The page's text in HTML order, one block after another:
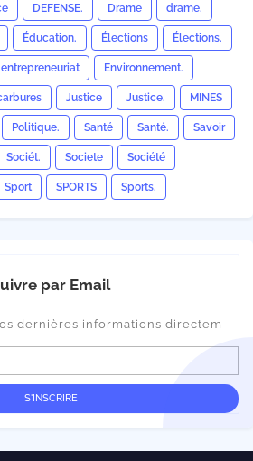
DEFENSE. Drame drame.
Éducation. Élections Élections.
entrepreneuriat Environnement.
Justice Justice. MINES
Politique. Santé Santé. Savoir
Sociét. Societe Société
Sport SPORTS Sports.
par Email
dernières informations directem